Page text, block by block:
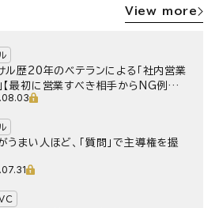
View more
ル歴20年のベテランによる「社内営業
【最初に営業すべき相手からNG例ま
うまい人ほど、「質問」で主導権を握